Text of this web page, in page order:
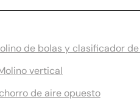
de bolas y clasificador
vertical
de aire opuesto